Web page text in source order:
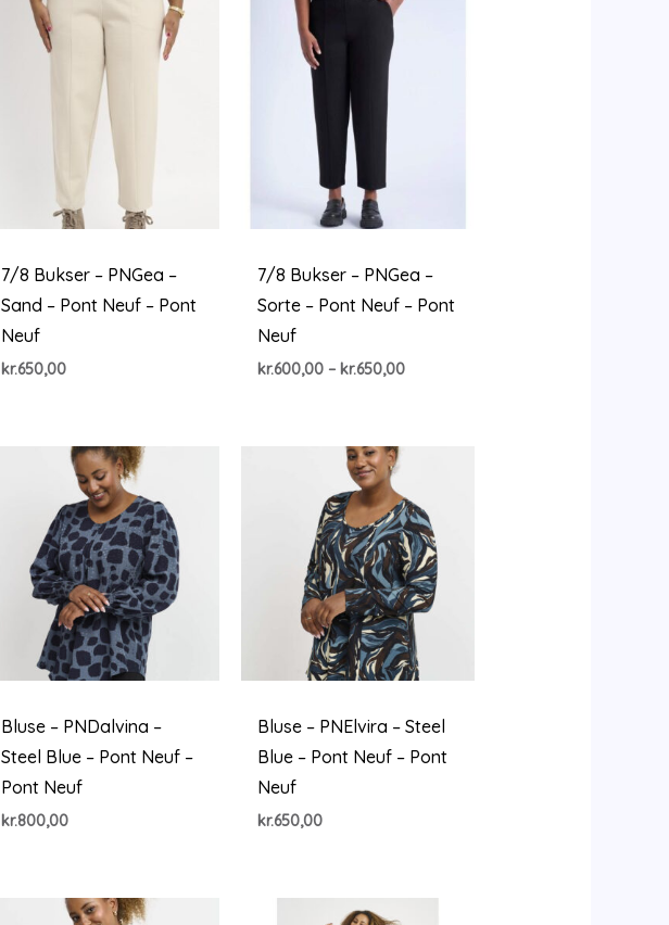
7/8 Bukser – PNGea –
Sand – Pont Neuf – Pont
Neuf
kr.650,00
7/8 Bukser – PNGea –
Sorte – Pont Neuf – Pont
Neuf
kr.600,00 – kr.650,00Prisinterval:
Bluse – PNDalvina –
Steel Blue – Pont Neuf –
Pont Neuf
kr.800,00
Bluse – PNElvira – Steel
Blue – Pont Neuf – Pont
Neuf
kr.650,00